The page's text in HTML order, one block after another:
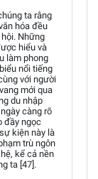
ta rằng
hóa đều
Những
hiểu và
làm phong
nổi tiếng
với người
mới qua
du nhập
càng rõ
đầy ngọc
kiện này là
trù ngôn
kể cả nền
ta [47].